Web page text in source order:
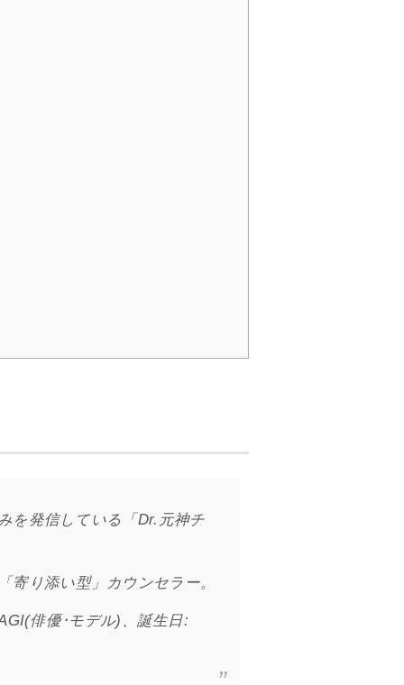
を発信している「Dr.元神チ
寄り添い型」カウンセラー。
俳優･モデル)、誕生日: